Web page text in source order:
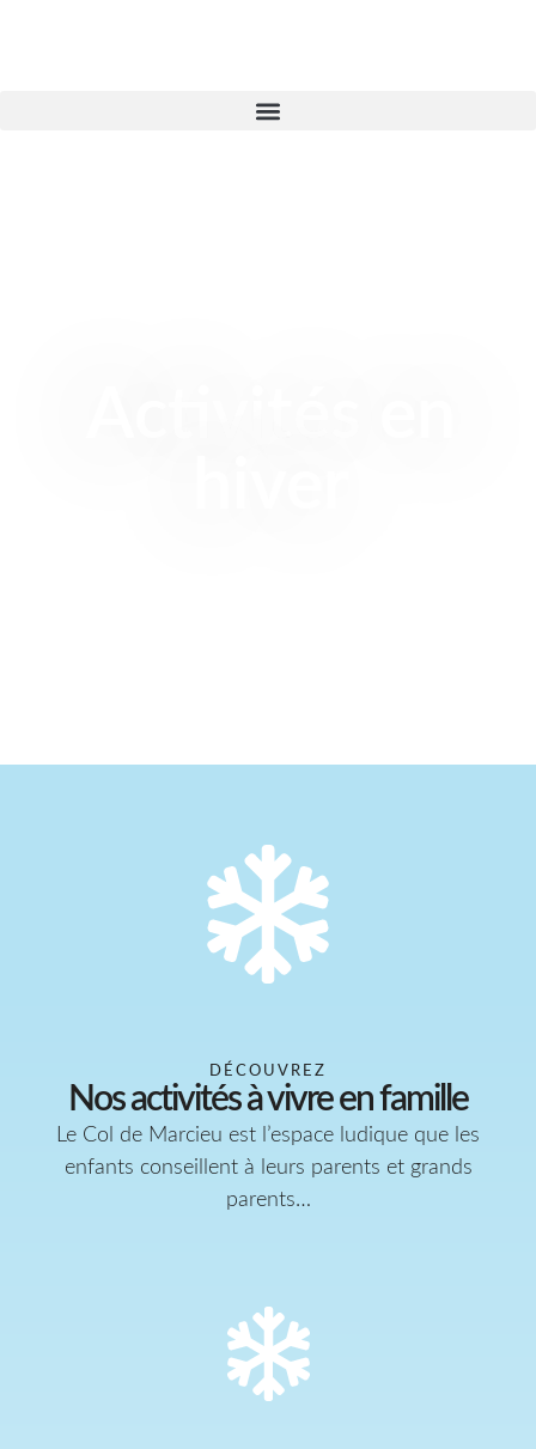
DÉCOUVREZ
Nos activités à vivre en famille
Le Col de Marcieu est l’espace ludique que les
enfants conseillent à leurs parents et grands
parents…